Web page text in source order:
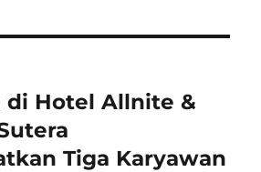
di Hotel Allnite &
Tiga Karyawan